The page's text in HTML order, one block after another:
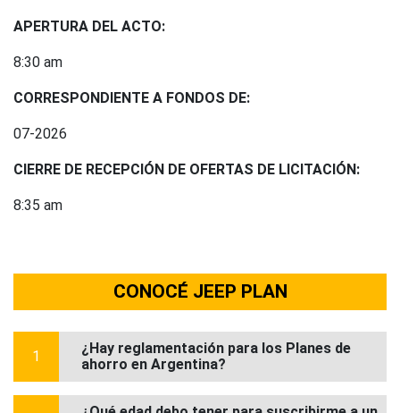
APERTURA DEL ACTO:
8:30 am
CORRESPONDIENTE A FONDOS DE:
07-2026
CIERRE DE RECEPCIÓN DE OFERTAS DE LICITACIÓN:
8:35 am
CONOCÉ JEEP PLAN
1
¿Hay reglamentación para los Planes de
ahorro en Argentina?